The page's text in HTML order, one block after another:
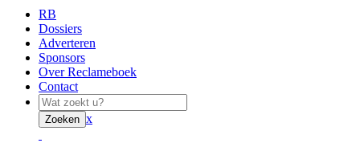
RB
Dossiers
Adverteren
Sponsors
Over Reclameboek
Contact
Zoeken x